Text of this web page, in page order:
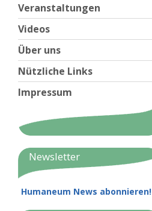
Veranstaltungen
Videos
Über uns
Nützliche Links
Impressum
Newsletter
Humaneum News abonnieren!